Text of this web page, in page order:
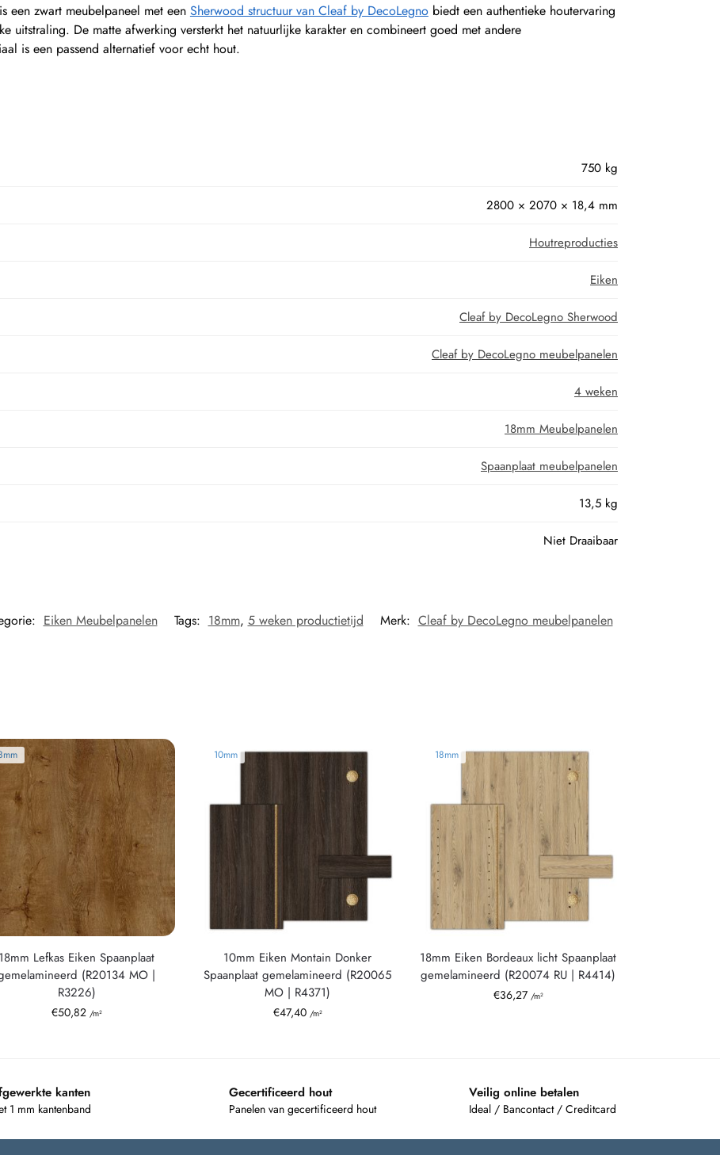
een zwart meubelpaneel met een Sherwood structuur van Cleaf by DecoLegnobiedt een authentieke houtervaring
uitstraling. De matte afwerking versterkt het natuurlijke karakter en combineert goed met andere
is een passend alternatief voor echt hout.
750 kg
2800 × 2070 × 18,4 mm
Houtreproducties
Eiken
Cleaf by DecoLegno Sherwood
Cleaf by DecoLegno meubelpanelen
4 weken
18mm Meubelpanelen
Spaanplaat meubelpanelen
13,5 kg
Niet Draaibaar
Eiken Meubelpanelen Tags: 18mm, 5 weken productietijd Merk: Cleaf by DecoLegno meubelpanelen
18mm Lefkas Eiken Spaanplaat
(R20134 MO |
R3226)
€50,82 /m²
10mm
10mm Eiken Montain Donker
Spaanplaat gemelamineerd (R20065
MO | R4371)
€47,40 /m²
18mm
18mm Eiken Bordeaux licht Spaanplaat
gemelamineerd (R20074 RU | R4414)
€36,27 /m²
kanten
1 mm kantenband
Gecertificeerd hout
Panelen van gecertificeerd hout
Veilig online betalen
Ideal / Bancontact / Creditcard